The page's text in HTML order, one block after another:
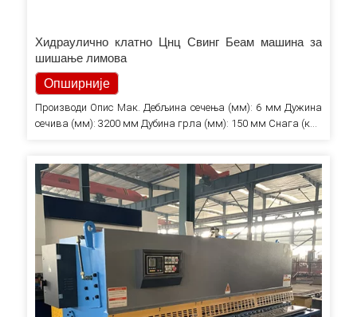
Хидраулично клатно Цнц Свинг Беам машина за
шишање лимова
Опширније
Производи Опис Мак. Дебљина сечења (мм): 6 мм Дужина
сечива (мм): 3200 мм Дубина грла (мм): 150 мм Снага (кВ):
Напон: према захтеву потрошача Електрични делови:
Сиеменс & Сцхнеидер КОНТРОЛЕР: ЦНЦ ЕЛЕКТРИЧНИ…